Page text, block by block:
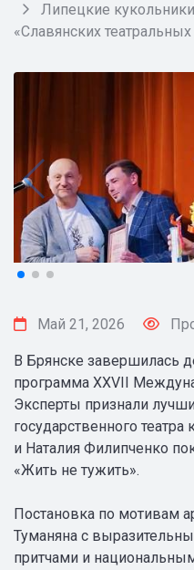
Липецкие
«Славянских театральных
Май 21, 2026
В Брянске завершилась
программа XXVII
Эксперты признали
государственного
и Наталия Филипченко
«Жить не тужить».
Постановка по мотивам
Туманяна с
притчами и